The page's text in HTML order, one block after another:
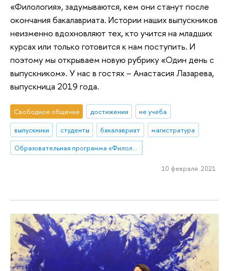
«Филология», задумываются, кем они станут после
окончания бакалавриата. Истории наших выпускников
неизменно вдохновляют тех, кто учится на младших
курсах или только готовится к нам поступить. И
поэтому мы открываем новую рубрику «Один день с
выпускником». У нас в гостях – Анастасия Лазарева,
выпускница 2019 года.
Свободное общение достижения
не учеба
выпускники
студенты бакалавриат
магистратура
Образовательная программа «Филология»
10 февраля 2021